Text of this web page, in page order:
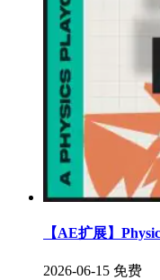
【AE扩展】
2026-06-15 免费